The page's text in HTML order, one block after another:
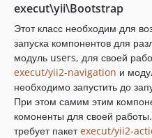
1.6.0
1.5.2
1.5.1
1.5.0
1.4.0
execut\yii\Bootstrap
Этот класс необходим для
запуска компонентов для
модуль users, для своей
execut/yii2-navigation и
необходимо запустить до
При этом самим этим
комоненты для своей
требует пакетexecut/yii2-